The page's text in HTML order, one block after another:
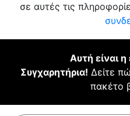
σε αυτές τις
Αυτή είναι η
Συγχαρητήρια! Δείτε
πακέτο